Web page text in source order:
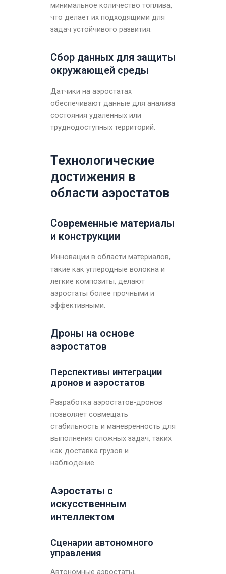
минимальное количество топлива,
что делает их подходящими для
задач устойчивого развития.
Сбор данных для защиты
окружающей среды
Датчики на аэростатах
обеспечивают данные для анализа
состояния удаленных или
труднодоступных территорий.
Технологические
достижения в
области аэростатов
Современные материалы
и конструкции
Инновации в области материалов,
такие как углеродные волокна и
легкие композиты, делают
аэростаты более прочными и
эффективными.
Дроны на основе
аэростатов
Перспективы интеграции
дронов и аэростатов
Разработка аэростатов-дронов
позволяет совмещать
стабильность и маневренность для
выполнения сложных задач, таких
как доставка грузов и
наблюдение.
Аэростаты с
искусственным
интеллектом
Сценарии автономного
управления
Автономные аэростаты,